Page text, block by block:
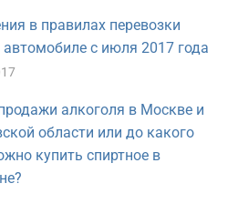
в правилах перевозки
автомобиле с июля 2017 года
алкоголя в Москве и
области или до какого
купить спиртное в